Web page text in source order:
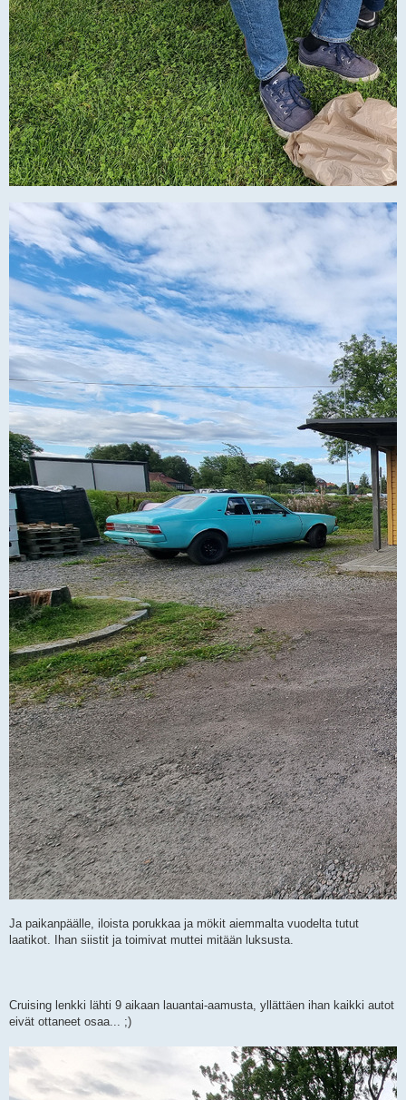
Ja paikanpäälle, iloista porukkaa ja mökit aiemmalta vuodelta tutut
laatikot. Ihan siistit ja toimivat muttei mitään luksusta.
Cruising lenkki lähti 9 aikaan lauantai-aamusta, yllättäen ihan kaikki autot
eivät ottaneet osaa... ;)